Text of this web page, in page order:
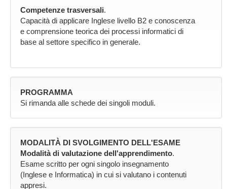
Competenze trasversali.
Capacità di applicare Inglese livello B2 e conoscenza
e comprensione teorica dei processi informatici di
base al settore specifico in generale.
PROGRAMMA
Si rimanda alle schede dei singoli moduli.
MODALITÀ DI SVOLGIMENTO DELL'ESAME
Modalità di valutazione dell'apprendimento.
Esame scritto per ogni singolo insegnamento
(Inglese e Informatica) in cui si valutano i contenuti
appresi.